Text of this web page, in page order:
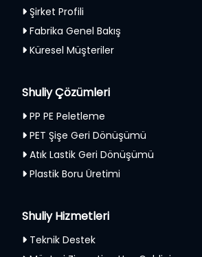
Şirket Profili
Fabrika Genel Bakış
Küresel Müşteriler
Shuliy Çözümleri
PP PE Peletleme
PET Şişe Geri Dönüşümü
Atık Lastik Geri Dönüşümü
Plastik Boru Üretimi
Shuliy Hizmetleri
Teknik Destek